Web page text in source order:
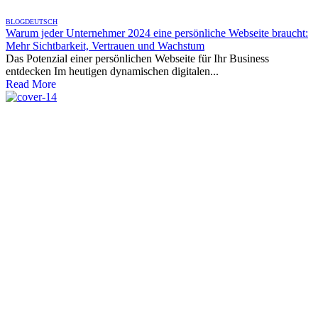
BLOGDEUTSCH
Warum jeder Unternehmer 2024 eine persönliche Webseite braucht:
Mehr Sichtbarkeit, Vertrauen und Wachstum
Das Potenzial einer persönlichen Webseite für Ihr Business
entdecken Im heutigen dynamischen digitalen...
Read More